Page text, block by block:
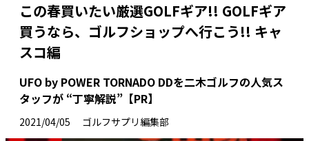
この春買いたい厳選GOLFギア!! GOLFギア
買うなら、ゴルフショップへ行こう!! キャ
スコ編
UFO by POWER TORNADO DDを二木ゴルフの人気ス
タッフが “丁寧解説”【PR】
2021/04/05 ゴルフサプリ編集部